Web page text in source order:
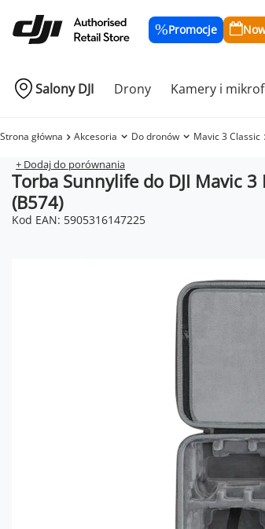
Promocje
Salony DJI Drony Kamery i
Strona główna Akcesoria Do dronów Mavic 3 Classic
+ Dodaj do porównania
Torba Sunnylife do DJI Mavic
(B574)
Kod EAN: 5905316147225